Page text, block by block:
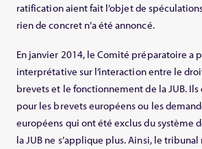
ratification aient fait l’objet de
rien de concret n’a été annoncé.
En janvier 2014, le Comité préparatoire a
interprétative sur l’interaction entre le
brevets et le fonctionnement de la JUB.
pour les brevets européens ou les
européens qui ont été exclus du système
la JUB ne s’applique plus. Ainsi, le